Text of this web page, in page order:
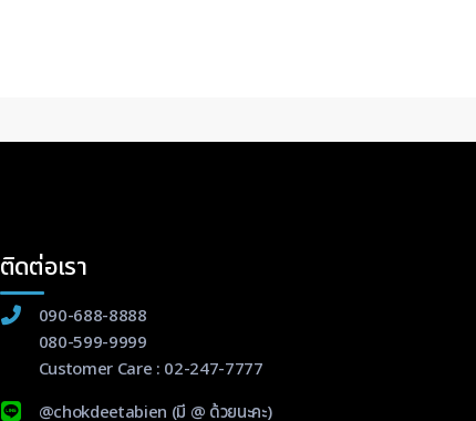
ติดต่อเรา
090-688-8888
080-599-9999
Customer Care : 02-247-7777
@chokdeetabien (มี @ ด้วยนะคะ)